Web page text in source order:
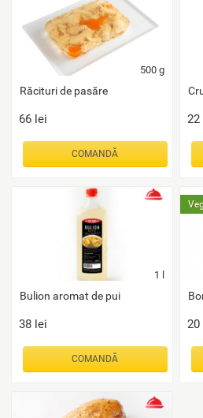
500 g
Răcituri de pasăre
66 lei
COMANDĂ
22
1 l
Bulion aromat de pui
38 lei
COMANDĂ
20